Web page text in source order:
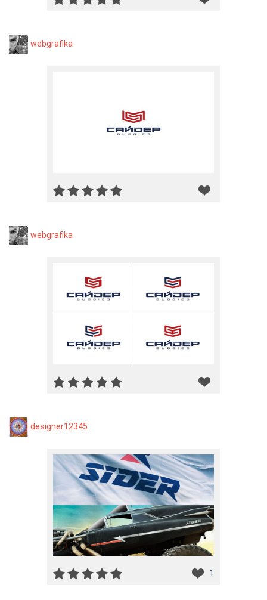
webgrafika
webgrafika
designer12345
1